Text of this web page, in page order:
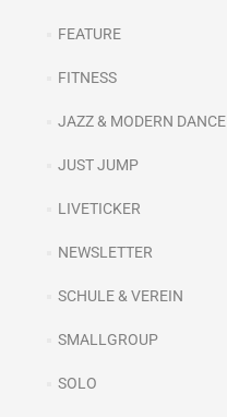
FEATURE
FITNESS
JAZZ & MODERN DANCE
JUST JUMP
LIVETICKER
NEWSLETTER
SCHULE & VEREIN
SMALLGROUP
SOLO